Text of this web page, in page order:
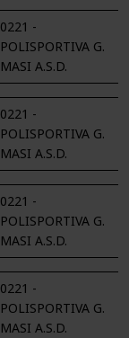
0221 -
POLISPORTIVA G.
MASI A.S.D.
0221 -
POLISPORTIVA G.
MASI A.S.D.
0221 -
POLISPORTIVA G.
MASI A.S.D.
0221 -
POLISPORTIVA G.
MASI A.S.D.